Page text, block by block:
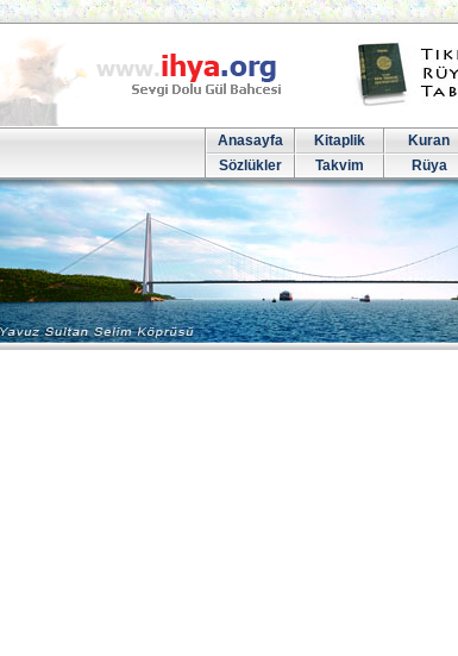
Anasayfa Kitaplik Kuran
Sözlükler
Takvim Rüya